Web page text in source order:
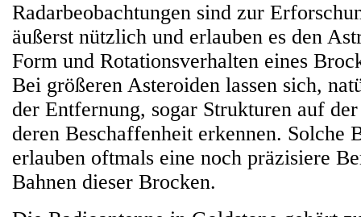
Radarbeobachtungen sind zur
äußerst nützlich und erlauben es den
Form und Rotationsverhalten eines
Bei größeren Asteroiden lassen sich,
der Entfernung, sogar Strukturen auf
deren Beschaffenheit erkennen. Solche
erlauben oftmals eine noch präzisiere
Bahnen dieser Brocken.